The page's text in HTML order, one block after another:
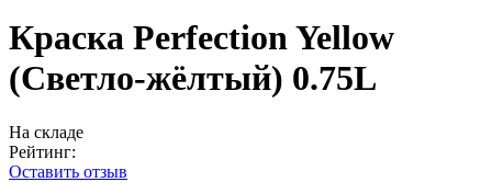
Краска Perfection Yellow
(Светло-жёлтый) 0.75L
На складе
Рейтинг:
Оставить отзыв